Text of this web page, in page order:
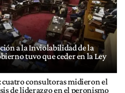
a la Inviolabilidad de la
tuvo que ceder en la Ley
cuatro consultoras midieron el
de liderazgo en el peronismo